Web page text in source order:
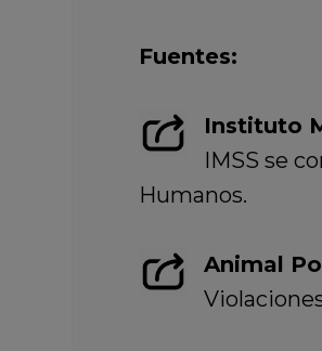
Fuentes:
Instituto
IMSS se
Humanos.
Animal